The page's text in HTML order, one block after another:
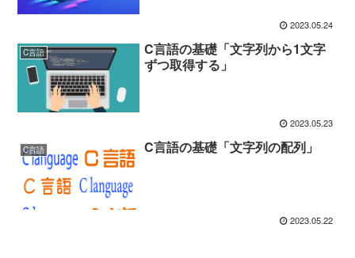
2023.05.24
C言語
C言語の基礎「文字列から1文字
ずつ取得する」
2023.05.23
C言語 C言語の基礎「文字列の配列」
2023.05.22